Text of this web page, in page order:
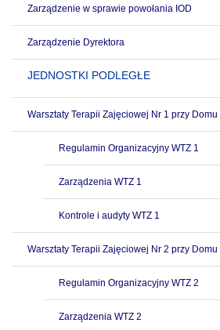
Zarządzenie w sprawie powołania IOD
Zarządzenie Dyrektora
JEDNOSTKI PODLEGŁE
Warsztaty Terapii Zajęciowej Nr 1 przy Domu
Regulamin Organizacyjny WTZ 1
Zarządzenia WTZ 1
Kontrole i audyty WTZ 1
Warsztaty Terapii Zajęciowej Nr 2 przy Domu
Regulamin Organizacyjny WTZ 2
Zarządzenia WTZ 2